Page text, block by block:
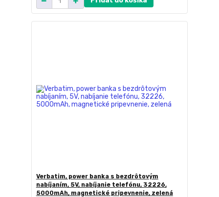
Verbatim, power banka s bezdrôtovým
nabíjaním, 5V, nabíjanie telefónu, 32226,
5000mAh, magnetické pripevnenie, zelená